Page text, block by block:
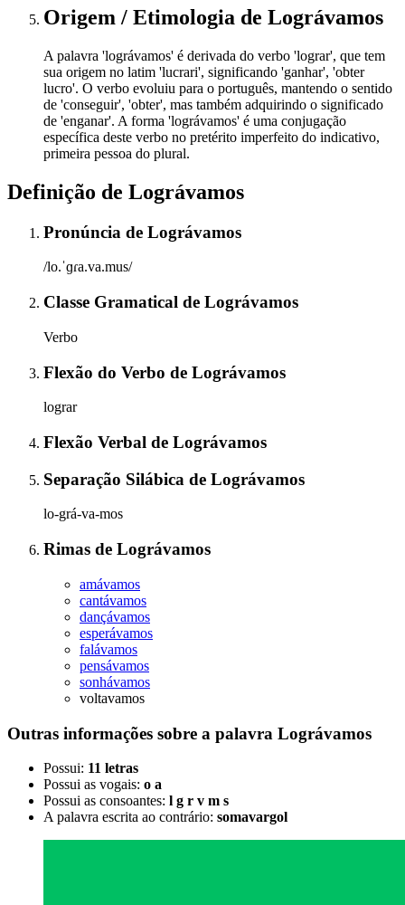
Origem / Etimologia de Lográvamos
A palavra 'lográvamos' é derivada do verbo 'lograr', que tem
sua origem no latim 'lucrari', significando 'ganhar', 'obter
lucro'. O verbo evoluiu para o português, mantendo o sentido
de 'conseguir', 'obter', mas também adquirindo o significado
de 'enganar'. A forma 'lográvamos' é uma conjugação
específica deste verbo no pretérito imperfeito do indicativo,
primeira pessoa do plural.
Definição de Lográvamos
Pronúncia de Lográvamos
/lo.ˈɡɾa.va.mus/
Classe Gramatical de Lográvamos
Verbo
Flexão do Verbo de Lográvamos
lograr
Flexão Verbal de Lográvamos
Separação Silábica de Lográvamos
lo-grá-va-mos
Rimas de Lográvamos
amávamos
cantávamos
dançávamos
esperávamos
falávamos
pensávamos
sonhávamos
voltavamos
Outras informações sobre a palavra Lográvamos
Possui: 11 letras
Possui as vogais: o a
Possui as consoantes: l g r v m s
A palavra escrita ao contrário: somavargol